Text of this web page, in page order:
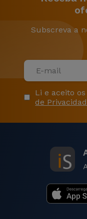
Subscreva a
Li e aceito os
de